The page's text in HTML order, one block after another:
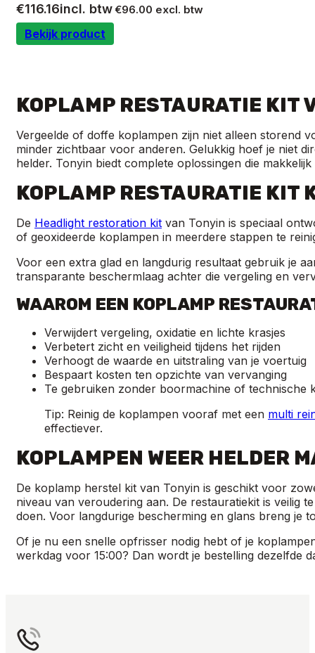
€116.16incl. btw€96.00 excl. btw
Bekijk product
KOPLAMP RESTAURATIE KIT
Vergeelde of doffe koplampen zijn niet alleen storend
minder zichtbaar voor anderen. Gelukkig hoef je niet
helder. Tonyin biedt complete oplossingen die
KOPLAMP RESTAURATIE KIT
De Headlight restoration kit van Tonyin is speciaal
of geoxideerde koplampen in meerdere stappen te
Voor een extra glad en langdurig resultaat gebruik je
transparante beschermlaag achter die vergeling en
WAAROM EEN KOPLAMP
Verwijdert vergeling, oxidatie en lichte krasjes
Verbetert zicht en veiligheid tijdens het rijden
Verhoogt de waarde en uitstraling van je voertuig
Bespaart kosten ten opzichte van vervanging
Te gebruiken zonder boormachine of technische
Tip: Reinig de koplampen vooraf met een multi
effectiever.
KOPLAMPEN WEER HELDER
De koplamp herstel kit van Tonyin is geschikt voor
niveau van veroudering aan. De restauratiekit is veilig
doen. Voor langdurige bescherming en glans breng je
Of je nu een snelle opfrisser nodig hebt of je
werkdag voor 15:00? Dan wordt je bestelling dezelfde